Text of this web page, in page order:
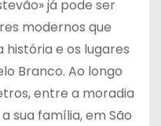
já pode ser
modernos que
e os lugares
Branco. Ao longo
entre a moradia
sua família, em São